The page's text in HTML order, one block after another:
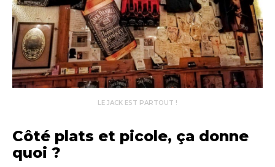
LE JACK EST PARTOUT !
Côté plats et picole, ça donne
quoi ?